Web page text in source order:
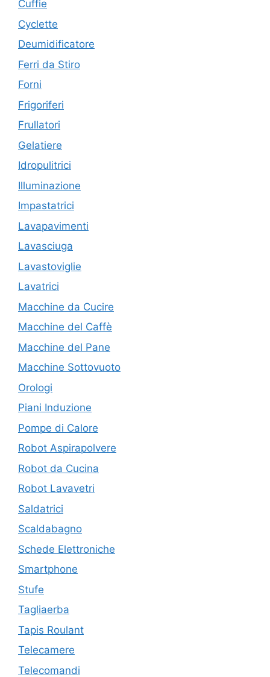
Cuffie
Cyclette
Deumidificatore
Ferri da Stiro
Forni
Frigoriferi
Frullatori
Gelatiere
Idropulitrici
Illuminazione
Impastatrici
Lavapavimenti
Lavasciuga
Lavastoviglie
Lavatrici
Macchine da Cucire
Macchine del Caffè
Macchine del Pane
Macchine Sottovuoto
Orologi
Piani Induzione
Pompe di Calore
Robot Aspirapolvere
Robot da Cucina
Robot Lavavetri
Saldatrici
Scaldabagno
Schede Elettroniche
Smartphone
Stufe
Tagliaerba
Tapis Roulant
Telecamere
Telecomandi